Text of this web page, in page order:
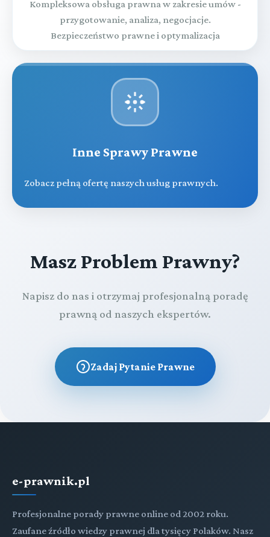
Kompleksowa obsługa prawna w zakresie umów -
przygotowanie, analiza, negocjacje.
Bezpieczeństwo prawne i optymalizacja
Inne Sprawy Prawne
Zobacz pełną ofertę naszych usług prawnych.
Masz Problem Prawny?
Napisz do nas i otrzymaj profesjonalną poradę
prawną od naszych ekspertów.
Zadaj Pytanie Prawne
e-prawnik.pl
Profesjonalne porady prawne online od 2002 roku.
Zaufane źródło wiedzy prawnej dla tysięcy Polaków. Nasz